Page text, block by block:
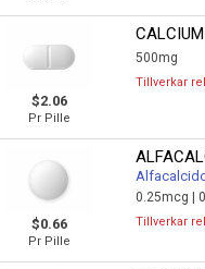
$2.06
Pr Pille
500mg
Tillverkar
$0.66
Pr Pille
0.25mcg |
Tillverkar